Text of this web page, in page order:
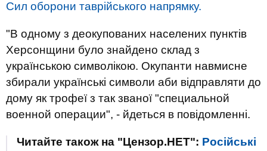
Сил оборони таврійського напрямку.
"В одному з деокупованих населених пунктів
Херсонщини було знайдено склад з
українською символікою. Окупанти навмисне
збирали українські символи аби відправляти до
дому як трофеї з так званої "специальной
военной операции", - йдеться в повідомленні.
Читайте також на "Цензор.НЕТ": Російські